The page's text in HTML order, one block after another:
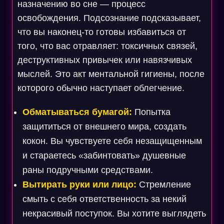
назначению во сне — процесс
освобождения. Подсознание подсказывает,
что вы наконец-то готовы избавиться от
того, что вас отравляет: токсичных связей,
деструктивных привычек или навязчивых
мыслей. Это акт ментальной гигиены, после
которого обычно наступает облегчение.
Обматываться бумагой: Попытка
защититься от внешнего мира, создать
кокон. Вы чувствуете себя незащищенным
и стараетесь «забинтовать» душевные
раны подручными средствами.
Вытирать руки или лицо: Стремление
смыть с себя ответственность за некий
некрасивый поступок. Вы хотите выглядеть